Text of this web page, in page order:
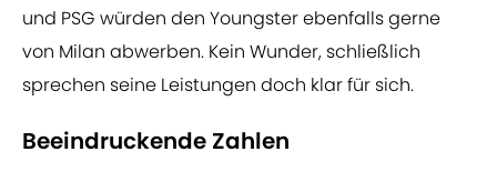
und PSG würden den Youngster ebenfalls gerne
von Milan abwerben. Kein Wunder, schließlich
sprechen seine Leistungen doch klar für sich.
Beeindruckende Zahlen